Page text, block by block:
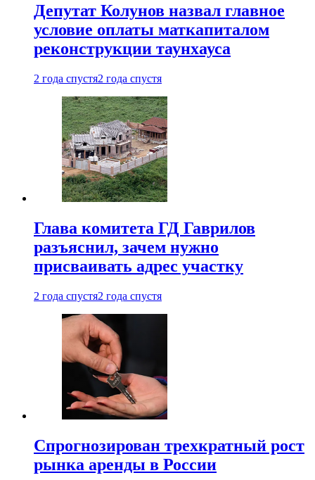
Депутат Колунов назвал главное
условие оплаты маткапиталом
реконструкции таунхауса
2 года спустя2 года спустя
Глава комитета ГД Гаврилов
разъяснил, зачем нужно
присваивать адрес участку
2 года спустя2 года спустя
Спрогнозирован трехкратный рост
рынка аренды в России